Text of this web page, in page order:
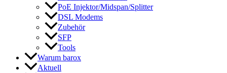
PoE Injektor/Midspan/Splitter
DSL Modems
Zubehör
SFP
Tools
Warum barox
Aktuell